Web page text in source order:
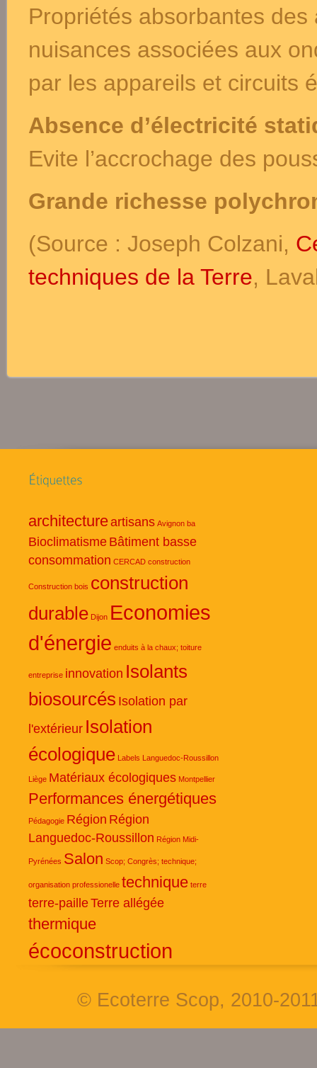
Propriétés absorbantes
nuisances associées aux
par les appareils et circuits
Absence d’électricité
Evite l’accrochage des
Grande richesse
(Source : Joseph Colzani,
techniques de la Terre,
architectureartisans Avignon ba
Bioclimatisme Bâtiment basse
consommation CERCAD construction
Construction bois construction
durable Dijon Economies
d'énergie enduits à la chaux; toiture
entreprise innovation Isolants
biosourcés Isolation par
l'extérieur Isolation
écologique Labels Languedoc-Roussillon
Liège Matériaux écologiques Montpellier
Performances énergétiques
Pédagogie Région Région
Languedoc-Roussillon Région Midi-
Pyrénées Salon Scop; Congrès; technique;
organisation professionelle technique terre
terre-pailleTerre allégée
thermique
écoconstruction
© Ecoterre Scop, 2010-